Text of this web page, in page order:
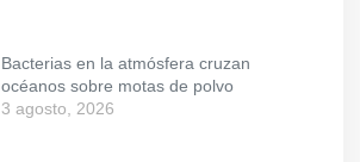
Bacterias en la atmósfera cruzan
océanos sobre motas de polvo
3 agosto, 2026